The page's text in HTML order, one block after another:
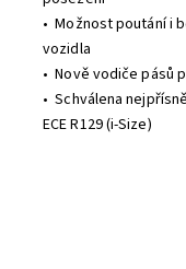
• Možnost poutání i
vozidla
• Nově vodiče pásů
• Schválena
ECE R129 (i-Size)